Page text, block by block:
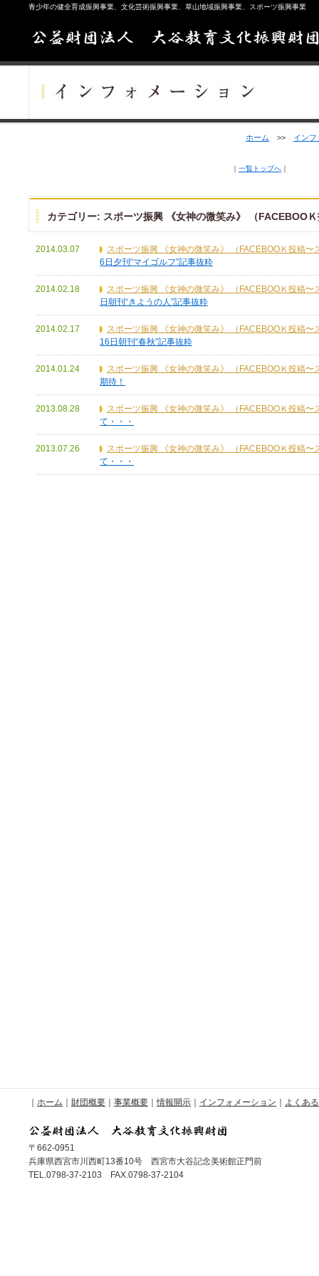
青少年の健全育成振興事業、文化芸術振興事業、草山地域振興事業、スポーツ振興事業
ホーム >> インフ
｜ 一覧トップへ ｜
カテゴリー: スポーツ振興 《女神の微笑み》 （FACEBOO
2014.03.07
スポーツ振興 《女神の微笑み》 （FACEBOOＫ投稿〜
6日夕刊“マイゴルフ”記事抜粋
2014.02.18
スポーツ振興 《女神の微笑み》 （FACEBOOＫ投稿〜
日朝刊“きようの人”記事抜粋
2014.02.17
スポーツ振興 《女神の微笑み》 （FACEBOOＫ投稿〜
16日朝刊“春秋”記事抜粋
2014.01.24
スポーツ振興 《女神の微笑み》 （FACEBOOＫ投稿〜
期待！
2013.08.28
スポーツ振興 《女神の微笑み》 （FACEBOOＫ投稿〜
て・・・
2013.07.26
スポーツ振興 《女神の微笑み》 （FACEBOOＫ投稿〜
て・・・
ホーム 財団概要 事業概要 ｜情報開示 インフォメーション よくあ
〒662-0951
兵庫県西宮市川西町13番10号 西宮市大谷記念美術館正門前
TEL.0798-37-2103 FAX.0798-37-2104